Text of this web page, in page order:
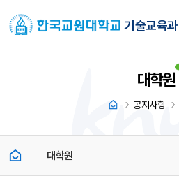
기술교육과
대학원
공지사항
대학원